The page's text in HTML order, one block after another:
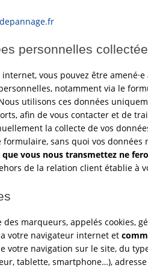
personnelles
vous pouvez être
notamment via le
utilisons ces données
afin de vous contacter et de
la collecte de vos
formulaire, sans quoi vos données
vous nous transmettez ne
de la relation client établie à
marqueurs, appelés cookies,
votre navigateur internet et
votre navigation sur le site, du
tablette, smartphone…), adresse